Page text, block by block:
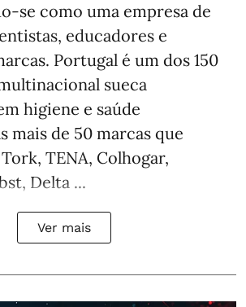
se como uma empresa de
educadores e
Portugal é um dos 150
sueca
higiene e saúde
mais de 50 marcas que
TENA, Colhogar,
Delta ...
Ver mais